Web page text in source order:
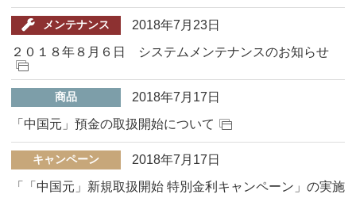
メンテナンス
2018年7月23日
２０１８年８月６日 システムメンテナンスのお知らせ
商品
2018年7月17日
「中国元」預金の取扱開始について
キャンペーン
2018年7月17日
「「中国元」新規取扱開始 特別金利キャンペーン」の実施